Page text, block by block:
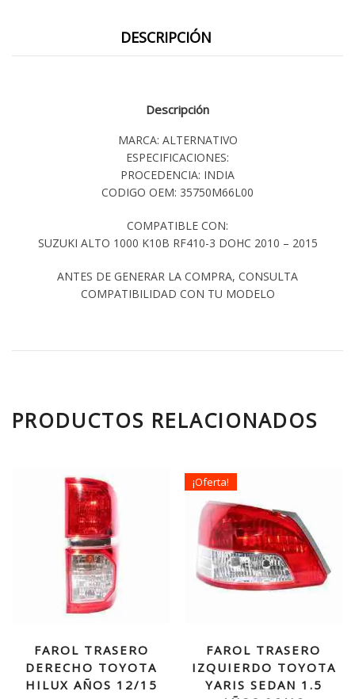
DESCRIPCIÓN
Descripción
MARCA: ALTERNATIVO
ESPECIFICACIONES:
PROCEDENCIA: INDIA
CODIGO OEM: 35750M66L00
COMPATIBLE CON:
SUZUKI ALTO 1000 K10B RF410-3 DOHC 2010 – 2015
ANTES DE GENERAR LA COMPRA, CONSULTA
COMPATIBILIDAD CON TU MODELO
PRODUCTOS RELACIONADOS
FAROL TRASERO
DERECHO TOYOTA
HILUX AÑOS 12/15
¡Oferta!
FAROL TRASERO
IZQUIERDO TOYOTA
YARIS SEDAN 1.5